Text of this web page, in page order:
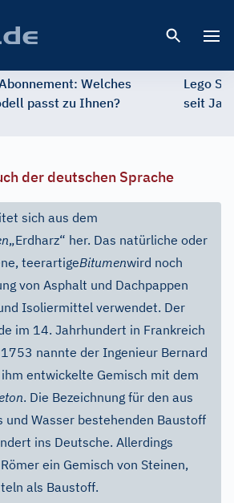
Welches
passt zu Ihnen?
Lego
seit
der deutschen Sprache
sich aus dem
„Erdharz“ her. Das natürliche oder
teerartigeBitumenwird noch
von Asphalt und Dachpappen
Isoliermittel verwendet. Der
im 14. Jahrhundert in Frankreich
nannte der Ingenieur Bernard
entwickelte Gemisch mit dem
. Die Bezeichnung für den aus
und Wasser bestehenden Baustoff
ins Deutsche. Allerdings
ein Gemisch von Steinen,
als Baustoff.